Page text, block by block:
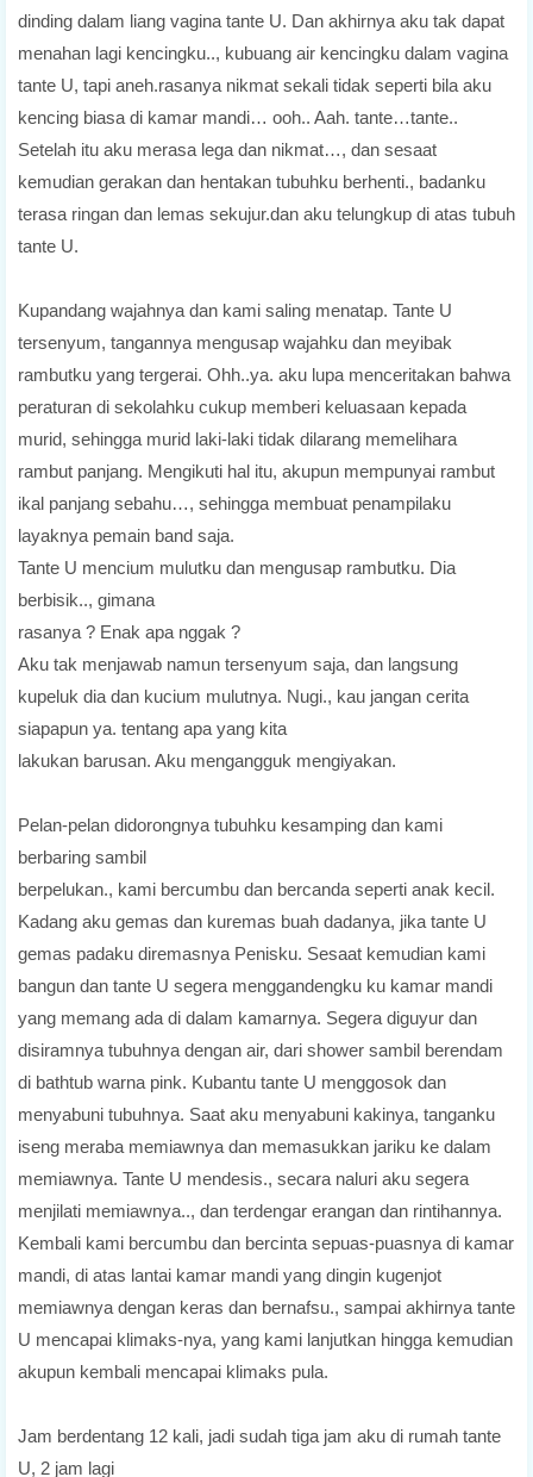
dinding dalam liang vagina tante U. Dan akhirnya aku tak dapat
menahan lagi kencingku.., kubuang air kencingku dalam vagina
tante U, tapi aneh.rasanya nikmat sekali tidak seperti bila aku
kencing biasa di kamar mandi… ooh.. Aah. tante…tante..
Setelah itu aku merasa lega dan nikmat…, dan sesaat
kemudian gerakan dan hentakan tubuhku berhenti., badanku
terasa ringan dan lemas sekujur.dan aku telungkup di atas tubuh
tante U.
Kupandang wajahnya dan kami saling menatap. Tante U
tersenyum, tangannya mengusap wajahku dan meyibak
rambutku yang tergerai. Ohh..ya. aku lupa menceritakan bahwa
peraturan di sekolahku cukup memberi keluasaan kepada
murid, sehingga murid laki-laki tidak dilarang memelihara
rambut panjang. Mengikuti hal itu, akupun mempunyai rambut
ikal panjang sebahu…, sehingga membuat penampilaku
layaknya pemain band saja.
Tante U mencium mulutku dan mengusap rambutku. Dia
berbisik.., gimana
rasanya ? Enak apa nggak ?
Aku tak menjawab namun tersenyum saja, dan langsung
kupeluk dia dan kucium mulutnya. Nugi., kau jangan cerita
siapapun ya. tentang apa yang kita
lakukan barusan. Aku mengangguk mengiyakan.
Pelan-pelan didorongnya tubuhku kesamping dan kami
berbaring sambil
berpelukan., kami bercumbu dan bercanda seperti anak kecil.
Kadang aku gemas dan kuremas buah dadanya, jika tante U
gemas padaku diremasnya Penisku. Sesaat kemudian kami
bangun dan tante U segera menggandengku ku kamar mandi
yang memang ada di dalam kamarnya. Segera diguyur dan
disiramnya tubuhnya dengan air, dari shower sambil berendam
di bathtub warna pink. Kubantu tante U menggosok dan
menyabuni tubuhnya. Saat aku menyabuni kakinya, tanganku
iseng meraba memiawnya dan memasukkan jariku ke dalam
memiawnya. Tante U mendesis., secara naluri aku segera
menjilati memiawnya.., dan terdengar erangan dan rintihannya.
Kembali kami bercumbu dan bercinta sepuas-puasnya di kamar
mandi, di atas lantai kamar mandi yang dingin kugenjot
memiawnya dengan keras dan bernafsu., sampai akhirnya tante
U mencapai klimaks-nya, yang kami lanjutkan hingga kemudian
akupun kembali mencapai klimaks pula.
Jam berdentang 12 kali, jadi sudah tiga jam aku di rumah tante
U, 2 jam lagi